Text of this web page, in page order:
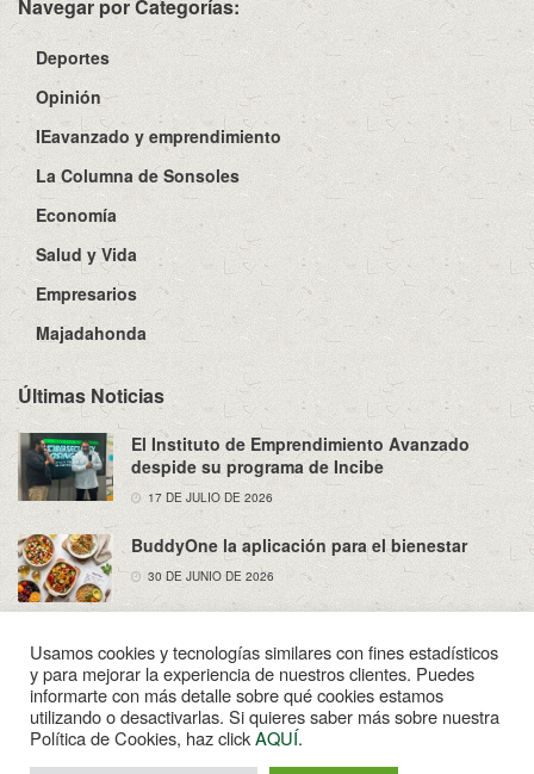
Navegar por Categorías:
Deportes
Opinión
IEavanzado y emprendimiento
La Columna de Sonsoles
Economía
Salud y Vida
Empresarios
Majadahonda
Últimas Noticias
El Instituto de Emprendimiento Avanzado
despide su programa de Incibe
17 DE JULIO DE 2026
BuddyOne la aplicación para el bienestar
30 DE JUNIO DE 2026
Sobre Nosotros Política de Privacidad
Aviso Legal
Contacto
Usamos cookies y tecnologías similares con fines estadísticos
y para mejorar la experiencia de nuestros clientes. Puedes
informarte con más detalle sobre qué cookies estamos
utilizando o desactivarlas. Si quieres saber más sobre nuestra
Política de Cookies, haz clickAQUÍ.